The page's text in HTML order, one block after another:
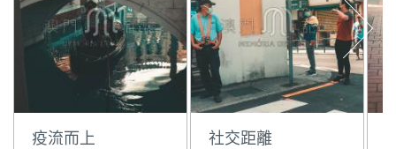
疫流而上 社交距離